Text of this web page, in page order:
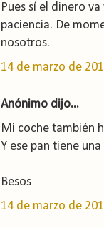
Pues sí el dinero
paciencia. De
nosotros.
14 de marzo de
Anónimo dijo...
Mi coche también
Y ese pan tiene
Besos
14 de marzo de